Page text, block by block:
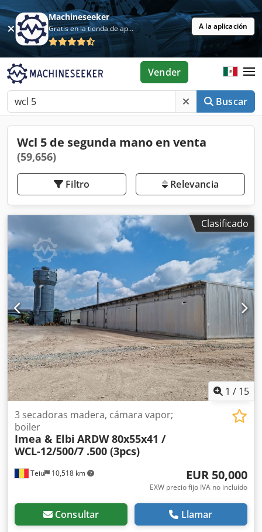
Machineseeker
Gratis en la tienda de aplicaciones A la aplicación
Buscar
Vender
Wcl 5 de segunda mano en venta
(59,656)
Filtro Relevancia
Clasificado
1 / 15
Teiu 10,518 km
3 secadoras madera, cámara vapor;
boiler
Imea & Elbi ARDW 80x55x41 /
WCL-12/500/7 .500 (3pcs)
EUR 50,000
EXW precio fijo IVA no incluído
Consultar Llamar